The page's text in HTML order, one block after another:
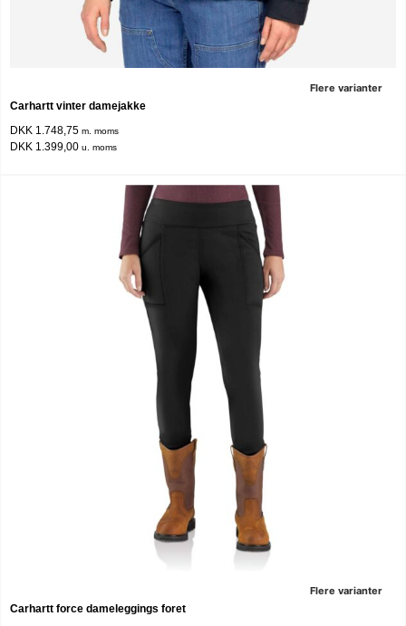
Flere varianter
Carhartt vinter damejakke
DKK 1.748,75 m. moms
DKK 1.399,00 u. moms
Flere varianter
Carhartt force dameleggings foret